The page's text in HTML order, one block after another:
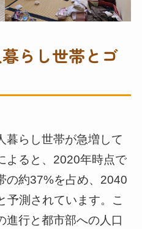
らし世帯とゴ
暮らし世帯が急増して
よると、2020年時点で
の約37%を占め、2040
予測されています。こ
進行と都市部への人口